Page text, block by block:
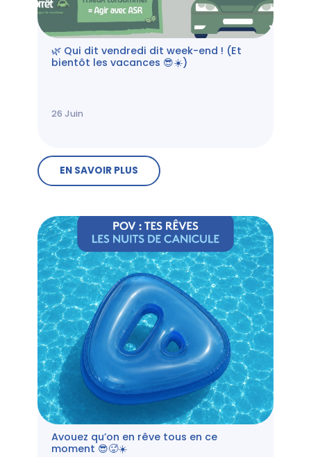
🌿 Qui dit vendredi dit week-end ! (Et
bientôt les vacances 😎☀️)
26 Juin
EN SAVOIR PLUS
Avouez qu’on en rêve tous en ce
moment 😎🥵☀️